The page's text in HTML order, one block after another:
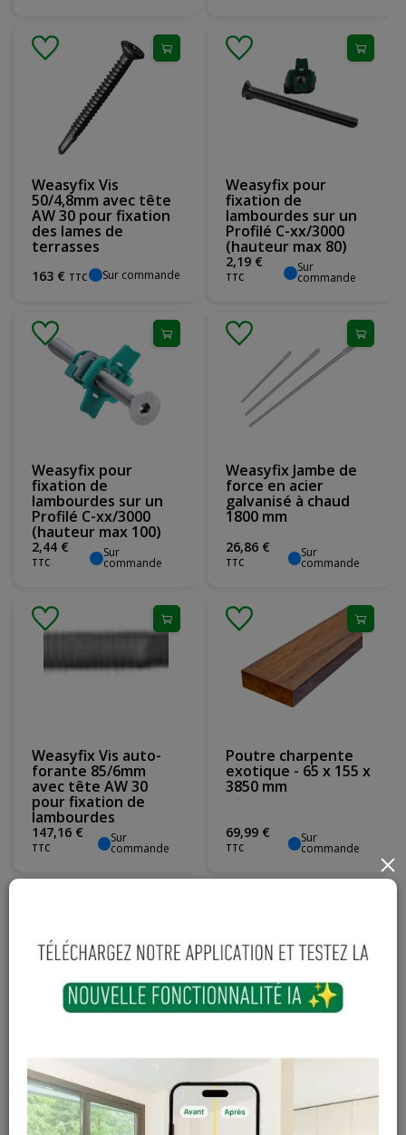
Weasyfix Vis
50/4,8mm avec tête
AW 30 pour fixation
des lames de
terrasses
163 € TTC Sur commande
Weasyfix pour
fixation de
lambourdes sur un
Profilé C-xx/3000
(hauteur max 80)
2,19 €
TTC
Sur
commande
Weasyfix pour
fixation de
lambourdes sur un
Profilé C-xx/3000
(hauteur max 100)
2,44 €
TTC
Sur
commande
Weasyfix Jambe de
force en acier
galvanisé à chaud
1800 mm
26,86 €
TTC
Sur
commande
Weasyfix Vis auto-
forante 85/6mm
avec tête AW 30
pour fixation de
lambourdes
147,16 €
TTC
Sur
commande
Poutre charpente
exotique - 65 x 155 x
3850 mm
69,99 €
TTC
Sur
commande
exotique - 65 x 155 x
2650 mm
48,16€
TTC
Sur
commande
150 x 58 x 5 mm avec
2 rondelles
17,69 €
TTC
Sur
×